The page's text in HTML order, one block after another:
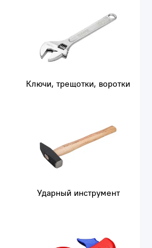
Ключи, трещотки, воротки
Ударный инструмент